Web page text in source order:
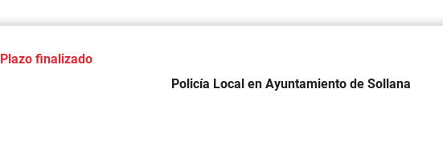
Plazo finalizado
Policía Local en Ayuntamiento de Sollana